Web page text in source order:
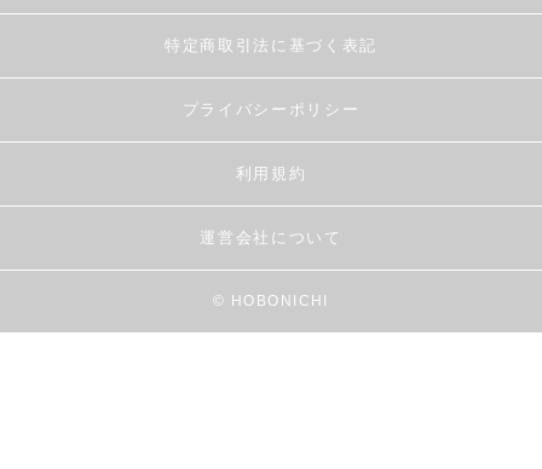
特定商取引法に基づく表記
プライバシーポリシー
利用規約
運営会社について
© HOBONICHI